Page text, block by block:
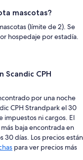
mascotas?
(límite de 2). Se
hospedaje por estadía.
Scandic CPH
por una noche
CPH Strandpark el 30
impuestos ni cargos. El
baja encontrada en
30 días. Los precios están
para ver precios más